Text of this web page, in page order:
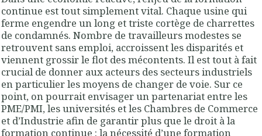
continue est tout simplement vital. Chaque usine qui
ferme engendre un long et triste cortège de charrettes
de condamnés. Nombre de travailleurs modestes se
retrouvent sans emploi, accroissent les disparités et
viennent grossir le flot des mécontents. Il est tout à fait
crucial de donner aux acteurs des secteurs industriels
en particulier les moyens de changer de voie. Sur ce
point, on pourrait envisager un partenariat entre les
PME/PMI, les universités et les Chambres de Commerce
et d’Industrie afin de garantir plus que le droit à la
formation continue : la nécessité d’une formation